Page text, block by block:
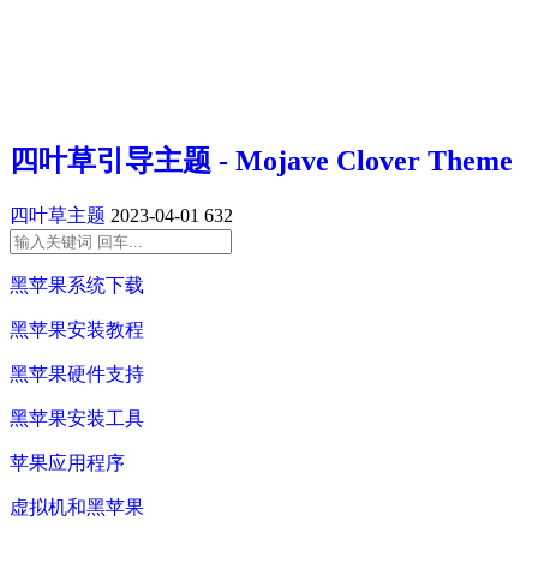
四叶草引导主题 - Mojave Clover Theme
四叶草主题 2023-04-01 632
黑苹果系统下载
黑苹果安装教程
黑苹果硬件支持
黑苹果安装工具
苹果应用程序
虚拟机和黑苹果